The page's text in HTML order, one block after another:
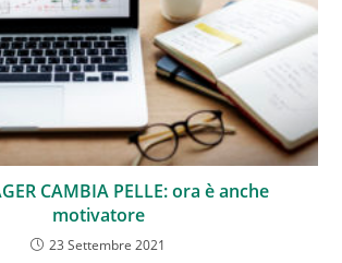
CAMBIA PELLE: ora è anche
motivatore
23 Settembre 2021